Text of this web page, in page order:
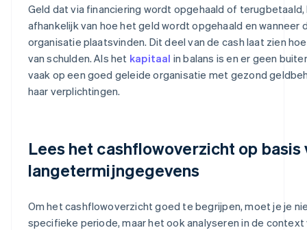
Geld dat via financiering wordt opgehaald of
afhankelijk van hoe het geld wordt opgehaald en wanneer
organisatie plaatsvinden. Dit deel van de cash laat zien
van schulden. Als het kapitaal in balans is en er geen
vaak op een goed geleide organisatie met gezond
haar verplichtingen.
Lees het cashflowoverzicht op basis
langetermijngegevens
Om het cashflowoverzicht goed te begrijpen, moet je je
specifieke periode, maar het ook analyseren in de